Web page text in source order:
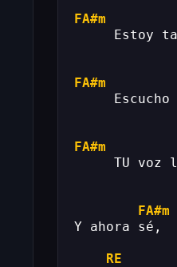
FA#m
Estoy tan
FA#m
Escucho
FA#m
TU voz la
FA#m
Y ahora sé,
RE